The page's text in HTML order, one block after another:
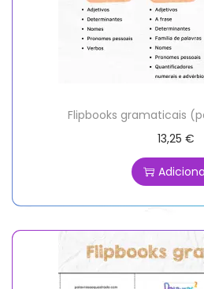
Flipbooks gramaticais
13,25€